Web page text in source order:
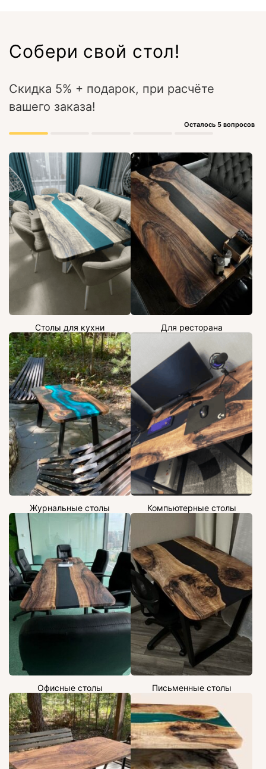
Собери свой стол!
Скидка 5% + подарок, при расчёте
вашего заказа!
Осталось 5 вопросов
Столы для кухни Для ресторана
Журнальные столы Компьютерные столы
Офисные столы Письменные столы